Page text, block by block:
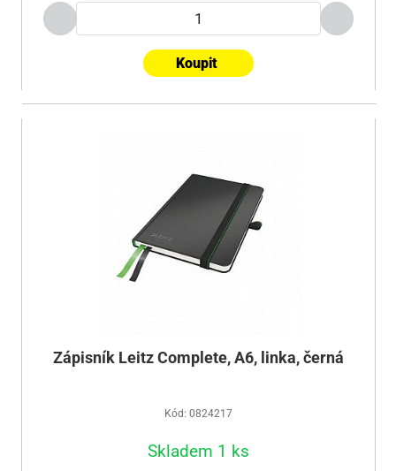
Koupit
Zápisník Leitz Complete, A6, linka, černá
Kód: 0824217
Skladem 1 ks